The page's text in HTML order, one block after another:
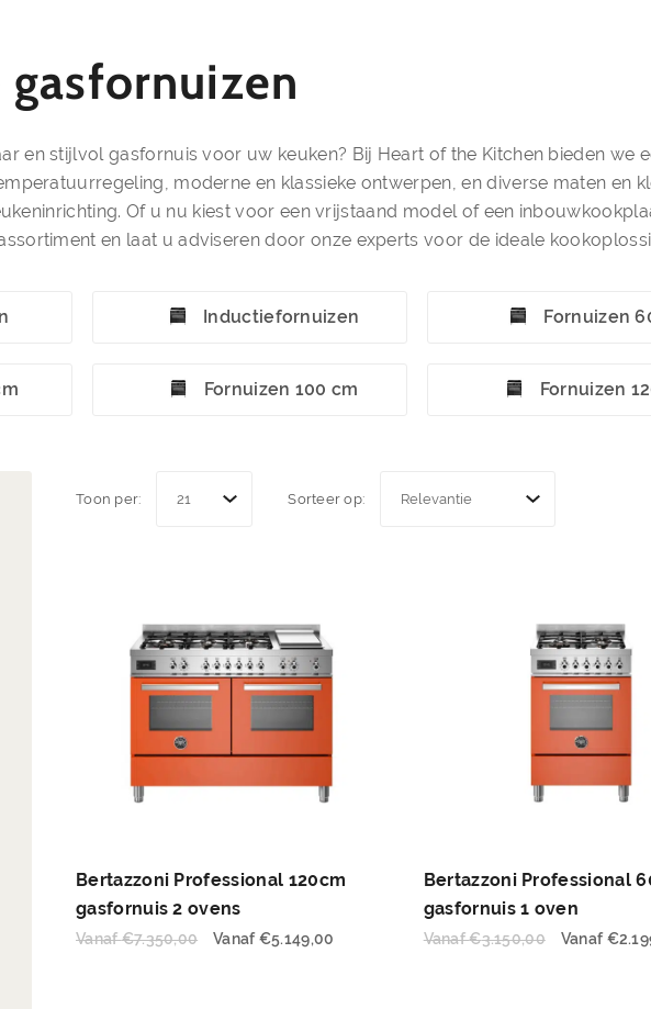
gasfornuizen
en stijlvol gasfornuis voor uw keuken? Bij Heart of the Kitchen bieden we
moderne en klassieke ontwerpen, en diverse maten en
Of u nu kiest voor een vrijstaand model of een
en laat u adviseren door onze experts voor de ideale
Inductiefornuizen Fornuizen
Fornuizen 100 cm Fornuizen
Toon per: Sorteer op:
Bertazzoni Professional 120cm
gasfornuis 2 ovens
Vanaf€7.350,00 Vanaf€5.149,00
Bertazzoni Professional
gasfornuis 1 oven
Vanaf€3.150,00 Vanaf€